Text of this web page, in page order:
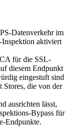
Datenverkehr im
aktiviert
für die SSL-
diesem Endpunkt
eingestuft sind
Stores, die von der
ausrichten lässt,
Bypass für
Endpunkte.